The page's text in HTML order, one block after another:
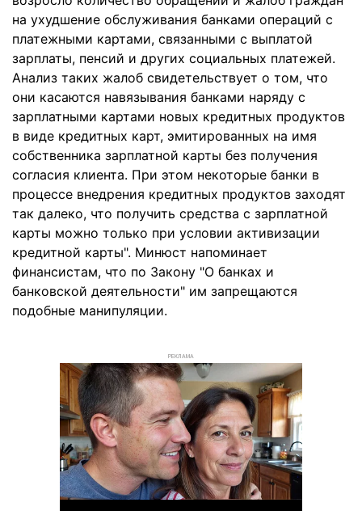
на ухудшение обслуживания банками операций с
платежными картами, связанными с выплатой
зарплаты, пенсий и других социальных платежей.
Анализ таких жалоб свидетельствует о том, что
они касаются навязывания банками наряду с
зарплатными картами новых кредитных продуктов
в виде кредитных карт, эмитированных на имя
собственника зарплатной карты без получения
согласия клиента. При этом некоторые банки в
процессе внедрения кредитных продуктов заходят
так далеко, что получить средства с зарплатной
карты можно только при условии активизации
кредитной карты". Минюст напоминает
финансистам, что по Закону "О банках и
банковской деятельности" им запрещаются
подобные манипуляции.
РЕКЛАМА